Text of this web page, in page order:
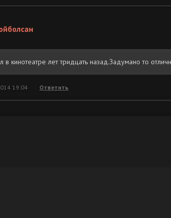
в кинотеатре лет тридцать назад.Задумано то
19:04 Ответить